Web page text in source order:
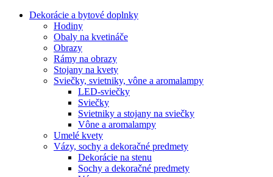
Dekorácie a bytové doplnky
Hodiny
Obaly na kvetináče
Obrazy
Rámy na obrazy
Stojany na kvety
Sviečky, svietniky, vône a aromalampy
LED-sviečky
Sviečky
Svietniky a stojany na sviečky
Vône a aromalampy
Umelé kvety
Vázy, sochy a dekoračné predmety
Dekorácie na stenu
Sochy a dekoračné predmety